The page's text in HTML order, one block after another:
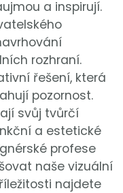
a inspirují.
rozhraní.
řešení, která
pozornost.
svůj tvůrčí
a estetické
profese
naše vizuální
najdete